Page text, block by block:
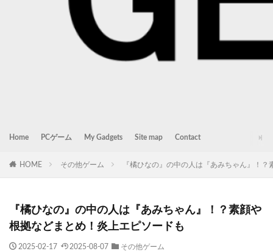
Home PCゲーム My Gadgets Site map Contact
HOME その他ゲーム 『橘ひなの』の中の人は『あみちゃん』！
『橘ひなの』の中の人は『あみちゃん』！？素顔や
根拠などまとめ！炎上エピソードも
2025-02-17 2025-08-07 その他ゲーム